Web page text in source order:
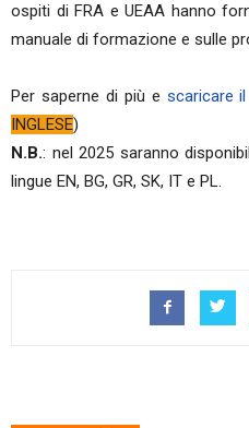
ospiti di FRA e UEAA hanno
manuale di formazione e sulle
Per saperne di più e scaricare
INGLESE)
N.B.: nel 2025 saranno
lingue EN, BG, GR, SK, IT e PL.